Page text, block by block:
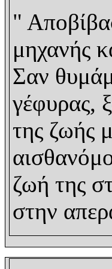
"
μηχανής
Σαν
γέφυρας,
της ζωής
ζωή της
στην